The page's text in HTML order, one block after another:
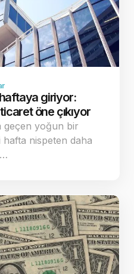
giriyor:
öne çıkıyor
geçen yoğun bir
hafta nispeten daha